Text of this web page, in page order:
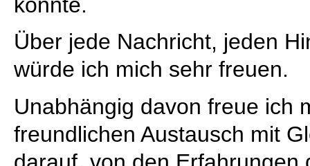
könnte.
Über jede Nachricht, jeden
würde ich mich sehr freuen.
Unabhängig davon freue ich
freundlichen Austausch mit